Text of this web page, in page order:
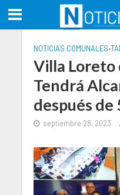
NOTICIAS COMUNALES•
Villa Loreto
Tendrá
después de
septiembre 28, 2023